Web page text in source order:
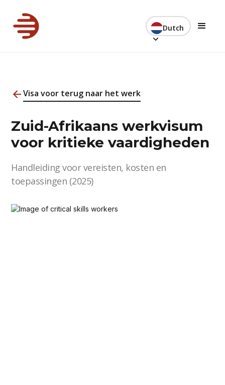
Dutch
Visa voor terug naar het werk
Zuid-Afrikaans werkvisum
voor kritieke vaardigheden
Handleiding voor vereisten, kosten en
toepassingen (2025)